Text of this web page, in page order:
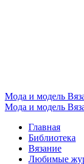
Мода и модель
Мода и модель
Главная
Библиотека
Вязание
Любимые